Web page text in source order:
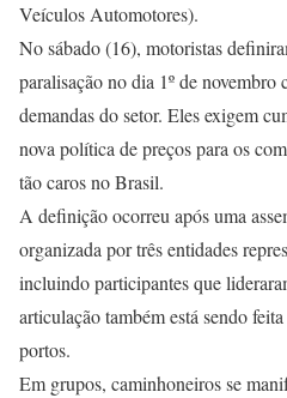
Veículos Automotores).
No sábado (16), motoristas
paralisação no dia 1º de novembro
demandas do setor. Eles exigem
nova política de preços para os
tão caros no Brasil.
A definição ocorreu após uma
organizada por três entidades
incluindo participantes que
articulação também está sendo
portos.
Em grupos, caminhoneiros se